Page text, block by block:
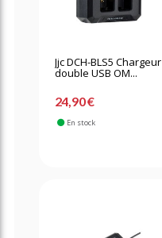
Jjc DCH-BLS5 Chargeur
double USB OM...
24,90 €
En stock